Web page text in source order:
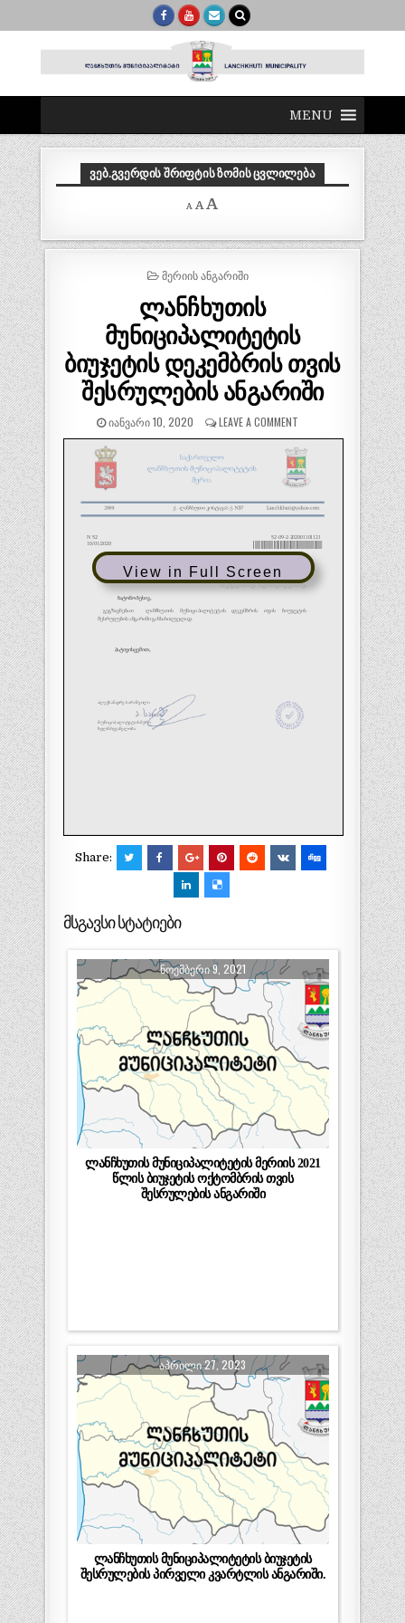
MENU
ᲕᲔᲑ.ᲒᲕᲔᲠᲓᲘᲡ ᲨᲠᲘᲤᲢᲘᲡ ᲖᲝᲛᲘᲡ ᲪᲕᲚᲘᲚᲔᲑᲐ
A
Decrease
font
A Reset
A
size.
P
S
E
D
N
ᲛᲔᲠᲘᲘᲡ ᲐᲜᲒᲐᲠᲘᲨᲘ
ლანჩხუთის
მუნიციპალიტეტის
ბიუჯეტის დეკემბრის თვის
შესრულების ანგარიში
ᲘᲐᲜᲕᲐᲠᲘ 10, 2020 LEAVE A COMMENT
View in Full Screen
Share:
მსგავსი სტატიები
ᲜᲝᲔᲛᲑᲔᲠᲘ 9, 2021
ლანჩხუთის მუნიციპალიტეტის მერიის 2021
წლის ბიუჯეტის ოქტომბრის თვის
შესრულების ანგარიში
ᲐᲞᲠᲘᲚᲘ 27, 2023
ლანჩხუთის მუნიციპალიტეტის ბიუჯეტის
შესრულების პირველი კვარტლის ანგარიში.